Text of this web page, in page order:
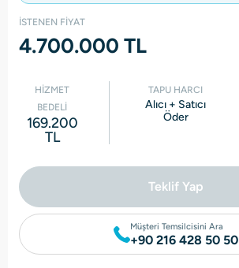
İSTENEN FİYAT
4.700.000 TL
HİZMET
BEDELİ
169.200
TL
TAPU HARCI
Alıcı + Satıcı
Öder
Teklif Yap
Müşteri Temsilcisini Ara
+90 216 428 50 50